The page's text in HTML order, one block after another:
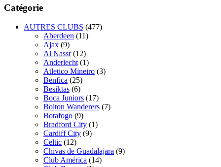
Catégorie
AUTRES CLUBS (477)
Aberdeen (11)
Ajax (9)
Al Nassr (12)
Anderlecht (1)
Atletico Mineiro (3)
Benfica (25)
Besiktas (6)
Boca Juniors (17)
Bolton Wanderers (7)
Botafogo (9)
Bradford City (1)
Cardiff City (9)
Celtic (12)
Chivas de Guadalajara (9)
Club América (14)